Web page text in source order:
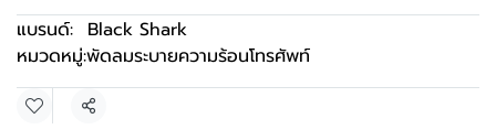
แบรนด์: Black Shark
หมวดหมู่:พัดลมระบายความร้อนโทรศัพท์
แชร์